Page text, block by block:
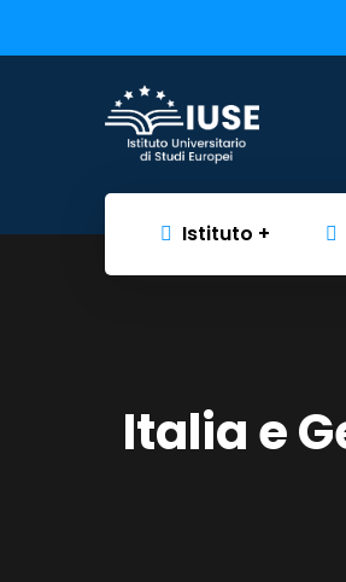
Istituto
Italia e